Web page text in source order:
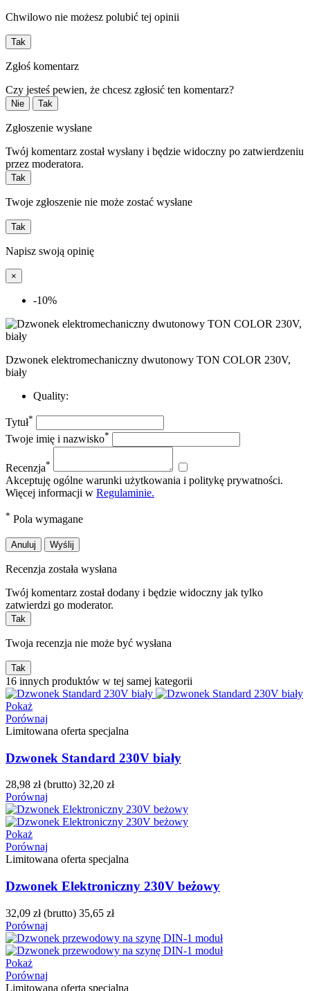
Chwilowo nie możesz polubić tej opinii
Tak
Zgłoś komentarz
Czy jesteś pewien, że chcesz zgłosić ten komentarz?
Nie Tak
Zgłoszenie wysłane
Twój komentarz został wysłany i będzie widoczny po zatwierdzeniu
przez moderatora.
Tak
Twoje zgłoszenie nie może zostać wysłane
Tak
Napisz swoją opinię
×
-10%
Dzwonek elektromechaniczny dwutonowy TON COLOR 230V,
biały
Quality:
Tytuł*
Twoje imię i nazwisko*
Recenzja*
Akceptuję ogólne warunki użytkowania i politykę prywatności.
Więcej informacji w Regulaminie.
* Pola wymagane
Anuluj Wyślij
Recenzja została wysłana
Twój komentarz został dodany i będzie widoczny jak tylko
zatwierdzi go moderator.
Tak
Twoja recenzja nie może być wysłana
Tak
16 innych produktów w tej samej kategorii
Pokaż
Porównaj
Limitowana oferta specjalna
Dzwonek Standard 230V biały
28,98 zł (brutto) 32,20 zł
Porównaj
Pokaż
Porównaj
Limitowana oferta specjalna
Dzwonek Elektroniczny 230V beżowy
32,09 zł (brutto) 35,65 zł
Porównaj
Pokaż
Porównaj
Limitowana oferta specjalna